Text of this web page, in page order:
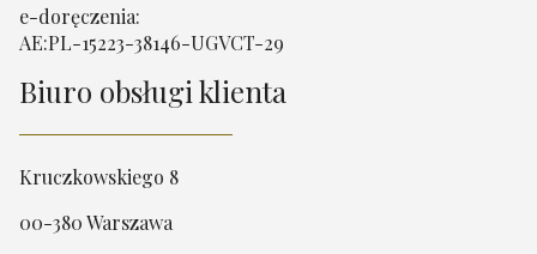
e-doręczenia:
AE:PL-15223-38146-UGVCT-29
Biuro obsługi klienta
Kruczkowskiego 8
00-380 Warszawa